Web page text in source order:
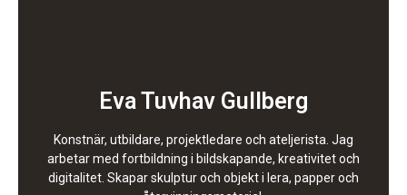
Eva Tuvhav Gullberg
Konstnär, utbildare, projektledare och ateljerista. Jag
arbetar med fortbildning i bildskapande, kreativitet och
digitalitet. Skapar skulptur och objekt i lera, papper och